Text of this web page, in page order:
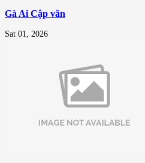
Gà Ai Cập vằn
Sat 01, 2026